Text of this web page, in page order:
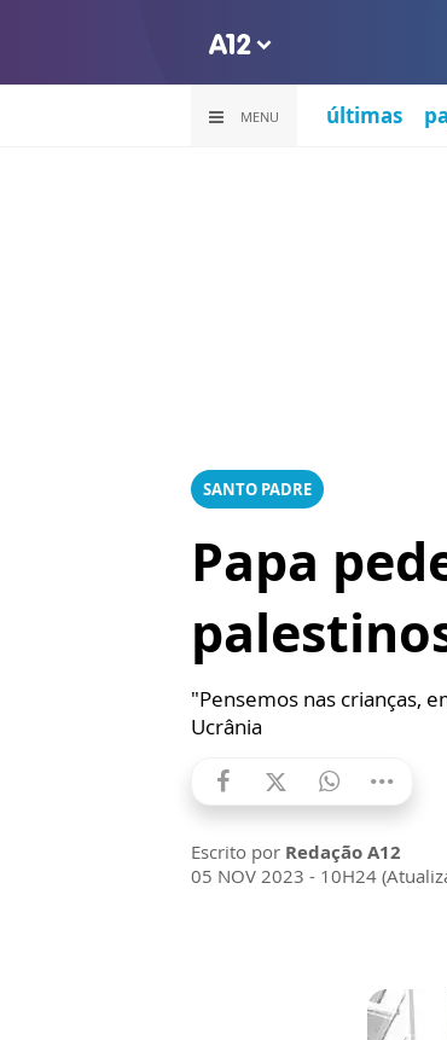
MENU últimas
SANTO PADRE
Papa
"Pensemos nas crianças,
Ucrânia
Escrito por Redação A12
05 NOV 2023 - 10H24